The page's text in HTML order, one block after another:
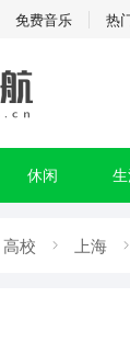
免费音乐 热
休闲
高校 上海